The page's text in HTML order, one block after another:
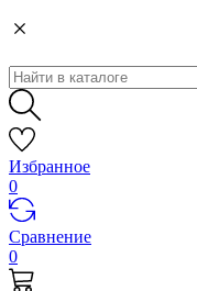
Избранное
0
Сравнение
0